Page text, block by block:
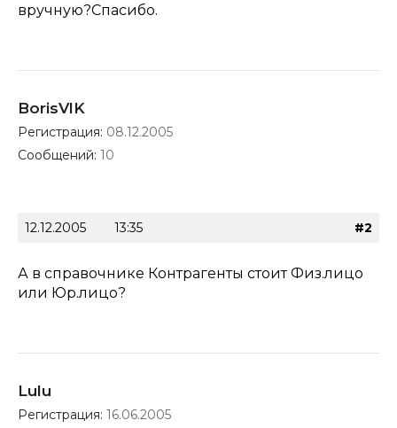
вручную?Спасибо.
BorisVlK
Регистрация: 08.12.2005
Сообщений: 10
12.12.2005 13:35 #2
А в справочнике Контрагенты стоит Физ.лицо
или Юр.лицо?
Lulu
Регистрация: 16.06.2005